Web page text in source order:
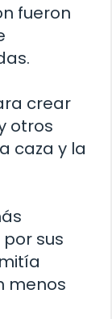
fueron
crear
otros
caza y la
sus
menos